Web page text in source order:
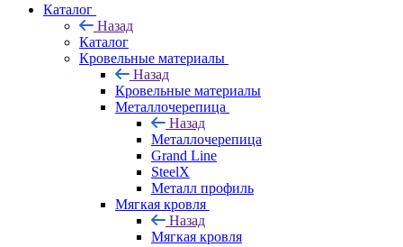
Каталог
Назад
Каталог
Кровельные материалы
Назад
Кровельные материалы
Металлочерепица
Назад
Металлочерепица
Grand Line
SteelX
Металл профиль
Мягкая кровля
Назад
Мягкая кровля